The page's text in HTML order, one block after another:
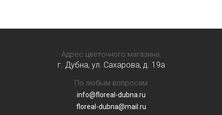
Адрес цветочного магазина:
г. Дубна, ул. Сахарова, д. 19a
По любым вопросам
info@floreal-dubna.ru
floreal-dubna@mail.ru